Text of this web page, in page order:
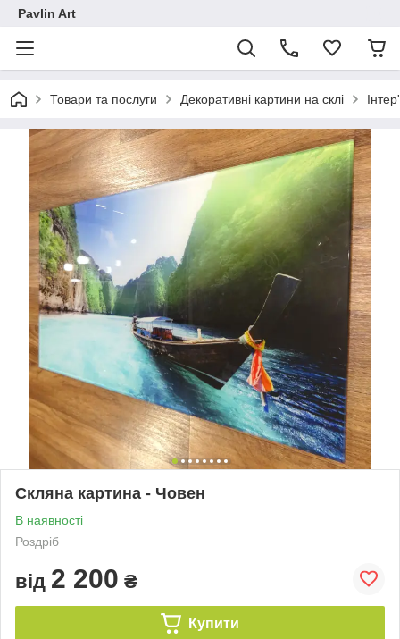
Pavlin Art
Товари та послуги Декоративні картини на склі
Скляна картина - Човен
В наявності
Роздріб
від 2 200 ₴
Купити